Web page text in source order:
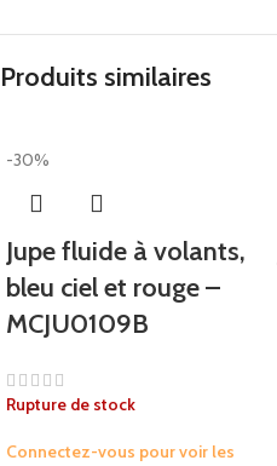
Produits similaires
-30%
Jupe fluide à volants,
bleu ciel et rouge –
MCJU0109B
Rupture de stock
Connectez-vous pour voir les